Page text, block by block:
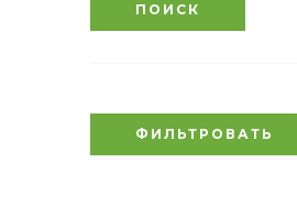
ПОИСК
ФИЛЬТРОВАТЬ